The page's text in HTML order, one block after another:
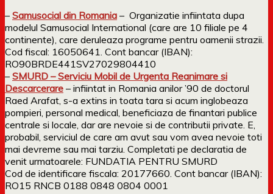
– Samusocial din Romania – Organizatie infiintata dupa
modelul Samusocial International (care are 10 filiale pe 4
continente), care deruleaza programe pentru oamenii strazii.
Cod fiscal: 16050641. Cont bancar (IBAN):
RO90BRDE441SV27029804410
– SMURD – Serviciu Mobil de Urgenta Reanimare si
Descarcerare – infiintat in Romania anilor ’90 de doctorul
Raed Arafat, s-a extins in toata tara si acum inglobeaza
pompieri, personal medical, beneficiaza de finantari publice
centrale si locale, dar are nevoie si de contributii private. E,
probabil, serviciul de care am avut sau vom avea nevoie toti
mai devreme sau mai tarziu. Completati pe declaratia de
venit urmatoarele: FUNDATIA PENTRU SMURD
Cod de identificare fiscala: 20177660. Cont bancar (IBAN):
RO15 RNCB 0188 0848 0804 0001